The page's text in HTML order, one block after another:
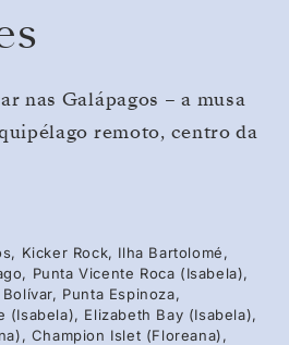
nas Galápagos – a musa
remoto, centro da
uma das maiores teorias
as ilhas e águas
criaturas estranhas,
e recifes
excursões diárias e
Kicker Rock, Ilha Bartolomé,
Punta Vicente Roca (Isabela),
Punta Espinoza,
(Isabela), Elizabeth Bay (Isabela),
Champion Islet (Floreana),